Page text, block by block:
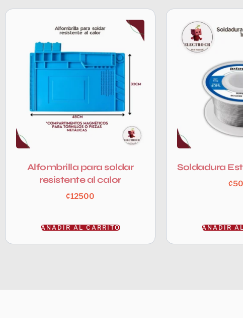
Alfombrilla para soldar
resistente al calor
₡12500
AÑADIR AL CARRITO
Soldadura
₡
AÑADIR